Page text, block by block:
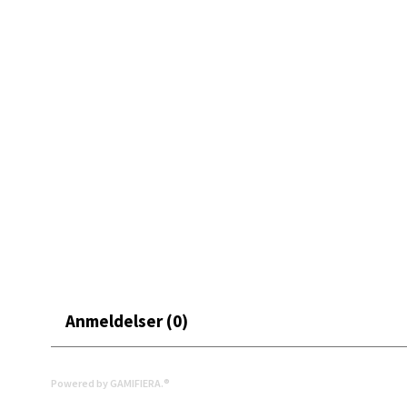
Anmeldelser (0)
Powered by GAMIFIERA.®